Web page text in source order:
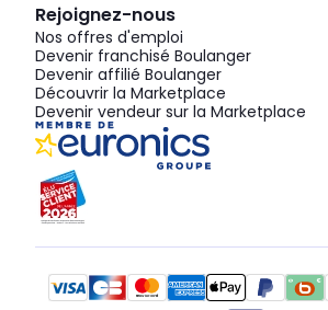
Rejoignez-nous
Nos offres d'emploi
Devenir franchisé Boulanger
Devenir affilié Boulanger
Découvrir la Marketplace
Devenir vendeur sur la Marketplace